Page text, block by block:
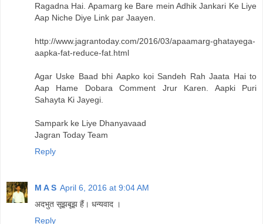
Ragadna Hai. Apamarg ke Bare mein Adhik Jankari Ke Liye
Aap Niche Diye Link par Jaayen.
http://www.jagrantoday.com/2016/03/apaamarg-ghatayega-
aapka-fat-reduce-fat.html
Agar Uske Baad bhi Aapko koi Sandeh Rah Jaata Hai to
Aap Hame Dobara Comment Jrur Karen. Aapki Puri
Sahayta Ki Jayegi.
Sampark ke Liye Dhanyavaad
Jagran Today Team
Reply
M A S April 6, 2016 at 9:04 AM
अदभुत सूझबूझ हैं। धन्यवाद ।
Reply